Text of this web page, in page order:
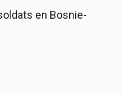
en Bosnie-